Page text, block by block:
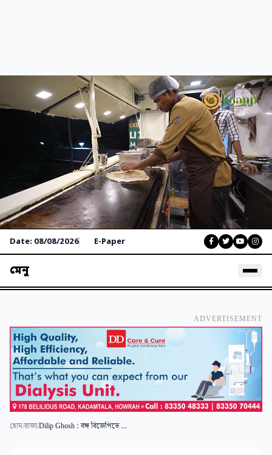
Date: 08/08/2026 E-Paper
মেনু
ADVERTISEMENT
হোম/রাজ্য/ Dilip Ghosh : বঙ্গ বিজেপিতে ফের দলীয় দ্বন্দ্বের ইঙ্গিত